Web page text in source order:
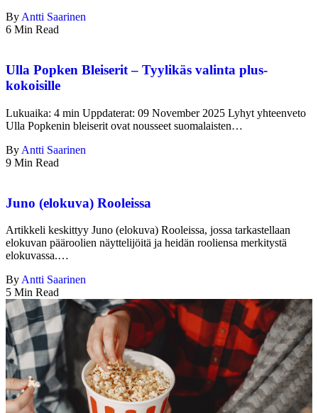
By Antti Saarinen
6 Min Read
Ulla Popken Bleiserit – Tyylikäs valinta plus-
kokoisille
Lukuaika: 4 min Uppdaterat: 09 November 2025 Lyhyt yhteenveto
Ulla Popkenin bleiserit ovat nousseet suomalaisten…
By Antti Saarinen
9 Min Read
Juno (elokuva) Rooleissa
Artikkeli keskittyy Juno (elokuva) Rooleissa, jossa tarkastellaan
elokuvan pääroolien näyttelijöitä ja heidän rooliensa merkitystä
elokuvassa.…
By Antti Saarinen
5 Min Read